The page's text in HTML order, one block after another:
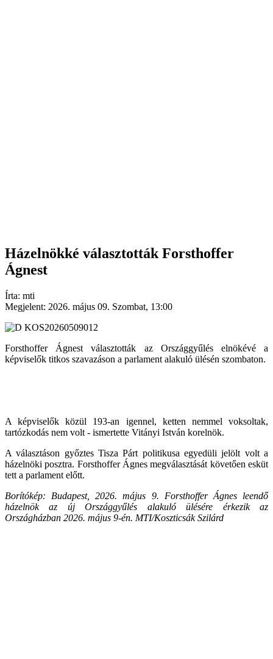
Házelnökké választották Forsthoffer
Ágnest
Írta: mti
Megjelent: 2026. május 09. Szombat, 13:00
Forsthoffer Ágnest választották az Országgyűlés elnökévé a
képviselők titkos szavazáson a parlament alakuló ülésén szombaton.
A képviselők közül 193-an igennel, ketten nemmel voksoltak,
tartózkodás nem volt - ismertette Vitányi István korelnök.
A választáson győztes Tisza Párt politikusa egyedüli jelölt volt a
házelnöki posztra. Forsthoffer Ágnes megválasztását követően esküt
tett a parlament előtt.
Borítókép: Budapest, 2026. május 9. Forsthoffer Ágnes leendő
házelnök az új Országgyűlés alakuló ülésére érkezik az
Országházban 2026. május 9-én. MTI/Koszticsák Szilárd